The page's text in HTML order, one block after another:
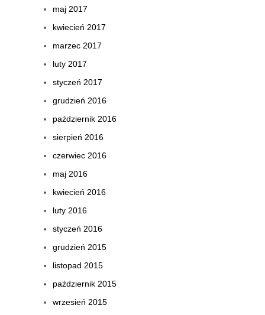
maj 2017
kwiecień 2017
marzec 2017
luty 2017
styczeń 2017
grudzień 2016
październik 2016
sierpień 2016
czerwiec 2016
maj 2016
kwiecień 2016
luty 2016
styczeń 2016
grudzień 2015
listopad 2015
październik 2015
wrzesień 2015